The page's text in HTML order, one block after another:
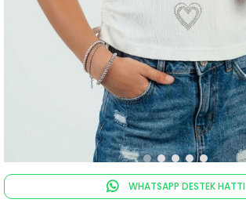
WHATSAPP DESTEK HATTI